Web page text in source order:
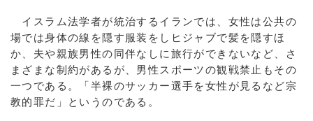
イスラム法学者が統治するイランでは、女性は公共の
場では身体の線を隠す服装をしヒジャブで髪を隠すほ
か、夫や親族男性の同伴なしに旅行ができないなど、さ
まざまな制約があるが、男性スポーツの観戦禁止もその
一つである。「半裸のサッカー選手を女性が見るなど宗
教的罪だ」というのである。